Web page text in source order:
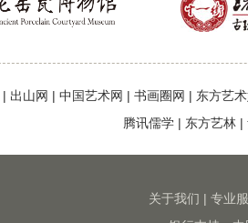
| 出山网 | 中国艺术网 | 书画圈网 | 东方艺
腾讯儒学 | 东方艺林 |
关于我们 | 专业